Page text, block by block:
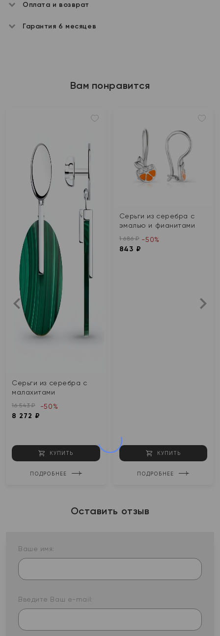
Оплата и возврат
Гарантия 6 месяцев
Вам понравится
Серьги из серебра с
малахитами
16 543 ₽
8 272 ₽
-50%
КУПИТЬ
ПОДРОБНЕЕ
Серьги из серебра с
эмалью и фианитами
1 686 ₽
843 ₽
-50%
КУПИТЬ
ПОДРОБНЕЕ
Оставить отзыв
Ваше имя:
Введите Ваш e-mail: